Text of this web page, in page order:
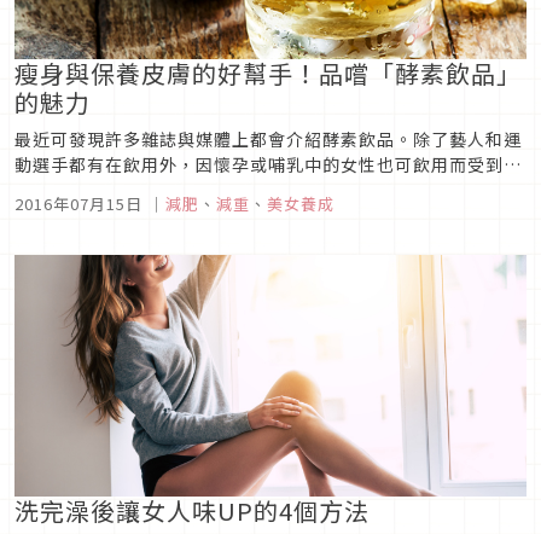
瘦身與保養皮膚的好幫手！品嚐「酵素飲品」
的魅力
最近可發現許多雜誌與媒體上都會介紹酵素飲品。除了藝人和運
動選手都有在飲用外，因懷孕或哺乳中的女性也可飲用而受到矚
2016年07月15日 ｜ 減肥 、 減重 、 美女養成
洗完澡後讓女人味UP的4個方法